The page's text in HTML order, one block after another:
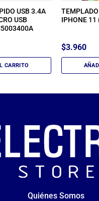
USB 3.4A
USB
CARRITO
IPHONE
$3.960
Quiénes Somos